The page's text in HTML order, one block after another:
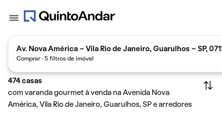
Av. Nova América - Vila Rio de Janeiro, Guarulhos - SP,
Comprar · 5 filtros de imóvel
474 casas
com varanda gourmet à venda na Avenida Nova
América, Vila Rio de Janeiro, Guarulhos, SP e arredores